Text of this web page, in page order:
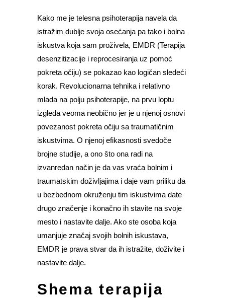
Kako me je telesna psihoterapija navela da
istražim dublje svoja osećanja pa tako i bolna
iskustva koja sam proživela, EMDR (Terapija
desenzitizacije i reprocesiranja uz pomoć
pokreta očiju) se pokazao kao logičan sledeći
korak. Revolucionarna tehnika i relativno
mlada na polju psihoterapije, na prvu loptu
izgleda veoma neobično jer je u njenoj osnovi
povezanost pokreta očiju sa traumatičnim
iskustvima. O njenoj efikasnosti svedoče
brojne studije, a ono što ona radi na
izvanredan način je da vas vraća bolnim i
traumatskim doživljajima i daje vam priliku da
u bezbednom okruženju tim iskustvima date
drugo značenje i konačno ih stavite na svoje
mesto i nastavite dalje. Ako ste osoba koja
umanjuje značaj svojih bolnih iskustava,
EMDR je prava stvar da ih istražite, doživite i
nastavite dalje.
Shema terapija